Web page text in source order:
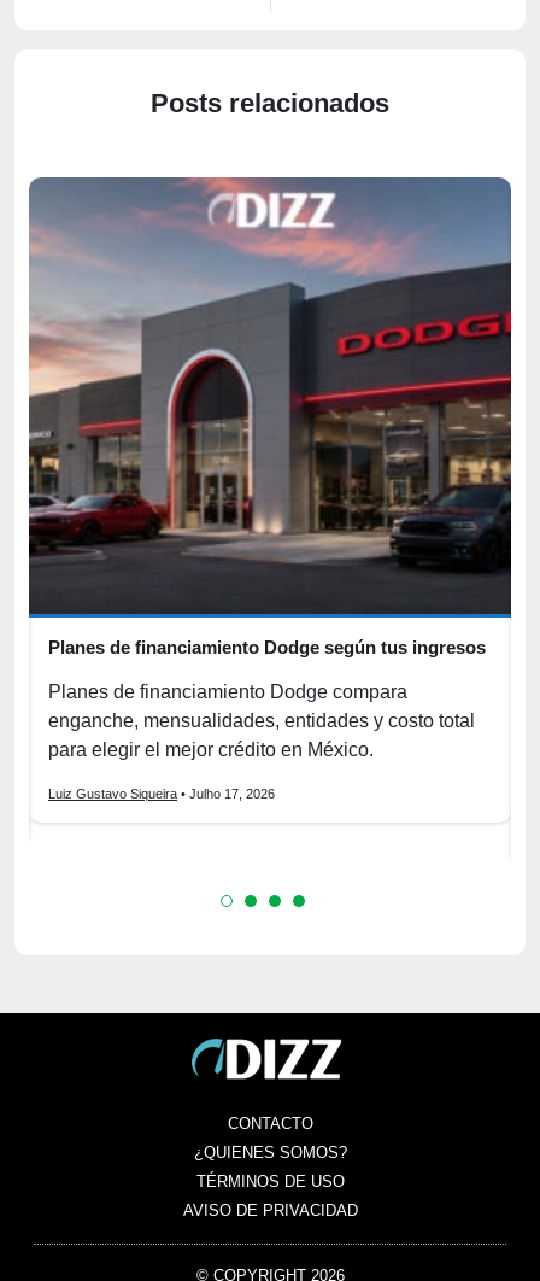
Posts relacionados
Planes de financiamiento Dodge según tus ingresos
Planes de financiamiento Dodge compara
enganche, mensualidades, entidades y costo total
para elegir el mejor crédito en México.
Luiz Gustavo Siqueira • Julho 17, 2026
CONTACTO
¿QUIENES SOMOS?
TÉRMINOS DE USO
AVISO DE PRIVACIDAD
© COPYRIGHT 2026